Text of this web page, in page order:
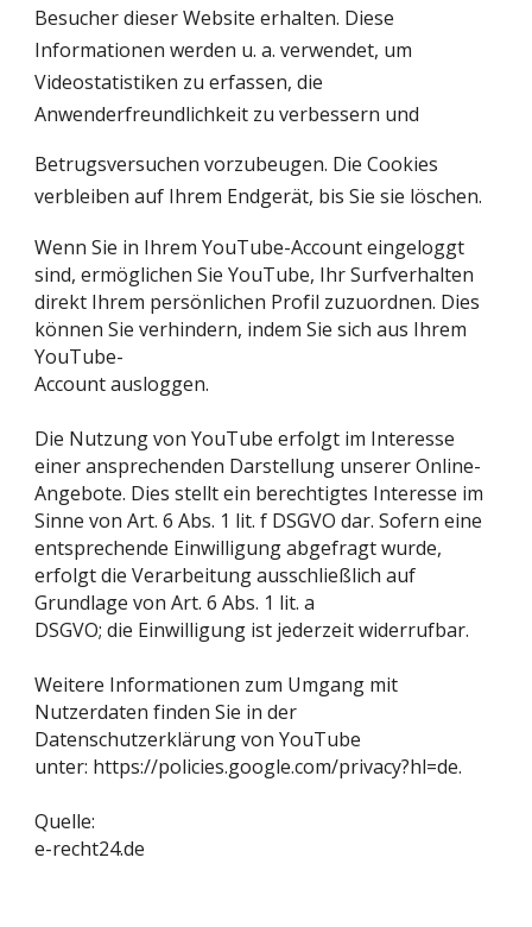
Besucher dieser Website erhalten. Diese
Informationen werden u. a. verwendet, um
Videostatistiken zu erfassen, die
Anwenderfreundlichkeit zu verbessern und
Betrugsversuchen vorzubeugen. Die Cookies
verbleiben auf Ihrem Endgerät, bis Sie sie löschen.
Wenn Sie in Ihrem YouTube-Account eingeloggt
sind, ermöglichen Sie YouTube, Ihr Surfverhalten
direkt Ihrem persönlichen Profil zuzuordnen. Dies
können Sie verhindern, indem Sie sich aus Ihrem
YouTube-
Account ausloggen.
Die Nutzung von YouTube erfolgt im Interesse
einer ansprechenden Darstellung unserer Online-
Angebote. Dies stellt ein berechtigtes Interesse im
Sinne von Art. 6 Abs. 1 lit. f DSGVO dar. Sofern eine
entsprechende Einwilligung abgefragt wurde,
erfolgt die Verarbeitung ausschließlich auf
Grundlage von Art. 6 Abs. 1 lit. a
DSGVO; die Einwilligung ist jederzeit widerrufbar.
Weitere Informationen zum Umgang mit
Nutzerdaten finden Sie in der
Datenschutzerklärung von YouTube
unter: https://policies.google.com/privacy?hl=de.
Quelle:
e-recht24.de